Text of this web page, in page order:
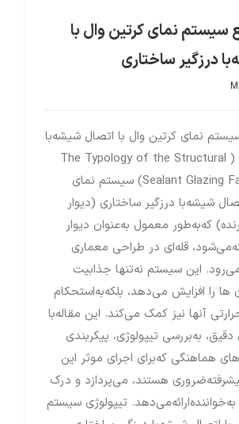
سیستم نمای کرتین وال با
درزگیر ساختاری
نمای کرتین وال با اتصال شیشه‌با
درزگیر ساختار ( The Typology of the Structural
Sealant Glazing Façade System) سیستم نمای
شیشه‌با درزگیر ساختاری (دیوار
که‌به‌طور معمول به‌عنوان دیوار
قله‌ای در طراحی معماری
این سیستم نه‌تنها جذابیت
را افزایش می‌دهد، بلکه‌به‌استحکام
آنها نیز کمک می‌کند. این مقاله‌با
دقیق، به‌بررسی تیپولوژی، پیکربندی
هماهنگی که‌برای اجرای موثر این
هستند، می‌پردازد و درک
تیپولوژی سیستم